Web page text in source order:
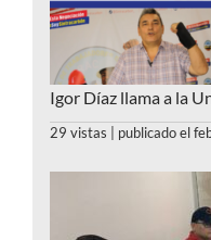
Igor Díaz llama a la
29 vistas publicado el